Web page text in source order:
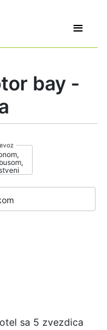
≡
bay -
sa 5 zvezdica